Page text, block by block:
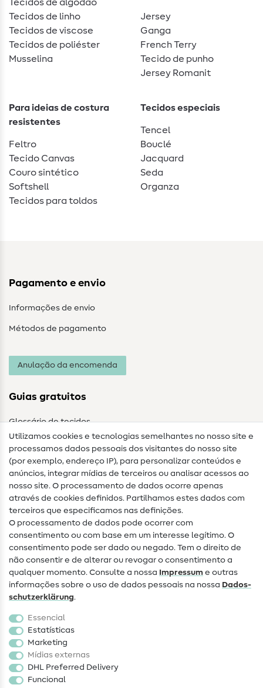
Tecidos de algodão
Tecidos de linho
Tecidos de viscose
Tecidos de poliéster
Musselina
Jersey
Ganga
French Terry
Tecido de punho
Jersey Romanit
Para ideias de costura
resistentes
Feltro
Tecido Canvas
Couro sintético
Softshell
Tecidos para toldos
Tecidos especiais
Tencel
Bouclé
Jacquard
Seda
Organza
Pagamento e envio
Informações de envio
Métodos de pagamento
Anulação da encomenda
Guias gratuitos
Glossário de tecidos
Guias de costura
Ajuda e contacto
Contacto
Mudança de proprietário
Perguntas frequentes (FAQ)
Direito de cancelamento
Popular
Tecidos
Acessórios de costura
Promoção
Utilizamos cookies e tecnologias semelhantes no nosso site e
processamos dados pessoais dos visitantes do nosso site
(por exemplo, endereço IP), para personalizar conteúdos e
anúncios, integrar mídias de terceiros ou analisar acessos ao
nosso site. O processamento de dados ocorre apenas
através de cookies definidos. Partilhamos estes dados com
terceiros que especificamos nas definições.
O processamento de dados pode ocorrer com
consentimento ou com base em um interesse legítimo. O
consentimento pode ser dado ou negado. Tem o direito de
não consentir e de alterar ou revogar o consentimento a
qualquer momento. Consulte a nossa Impressum e outras
informações sobre o uso de dados pessoais na nossa Dados­
schutz­erklärung.
Essencial
Estatísticas
Marketing
Mídias externas
DHL Preferred Delivery
Funcional